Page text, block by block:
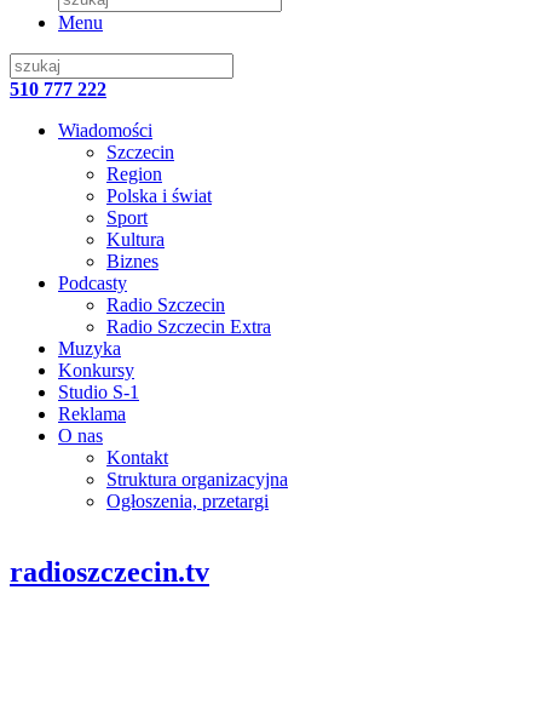
Menu
510 777 222
Wiadomości
Szczecin
Region
Polska i świat
Sport
Kultura
Biznes
Podcasty
Radio Szczecin
Radio Szczecin Extra
Muzyka
Konkursy
Studio S-1
Reklama
O nas
Kontakt
Struktura organizacyjna
Ogłoszenia, przetargi
radioszczecin.tv